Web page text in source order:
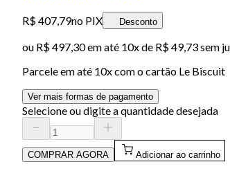
R$ 407,79no PIX Desconto
ou R$ 497,30em até 10x de R$ 49,73 sem
Parcele em até 10x com o cartão Le Biscuit
Ver mais formas de pagamento
Selecione ou digite a quantidade desejada
COMPRAR AGORA Adicionar ao carrinho